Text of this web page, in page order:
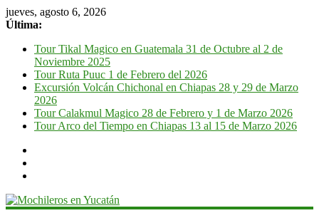
jueves, agosto 6, 2026
Última:
Tour Tikal Magico en Guatemala 31 de Octubre al 2 de
Noviembre 2025
Tour Ruta Puuc 1 de Febrero del 2026
Excursión Volcán Chichonal en Chiapas 28 y 29 de Marzo
2026
Tour Calakmul Magico 28 de Febrero y 1 de Marzo 2026
Tour Arco del Tiempo en Chiapas 13 al 15 de Marzo 2026